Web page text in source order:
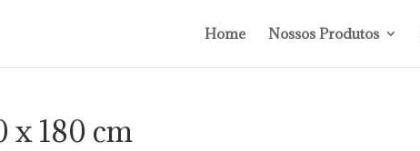
Home Nossos Produtos
x 180 cm